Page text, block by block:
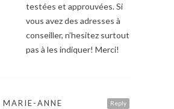
testées et approuvées. Si
vous avez des adresses à
conseiller, n’hesitez surtout
pas à les indiquer! Merci!
Reply
MARIE-ANNE